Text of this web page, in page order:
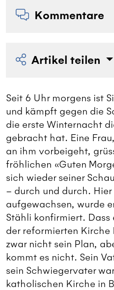
Kommentare
Artikel teilen
Seit 6 Uhr morgens ist
und kämpft gegen die
die erste Winternacht
gebracht hat. Eine
an ihm vorbeigeht,
fröhlichen «Guten
sich wieder seiner
– durch und durch.
aufgewachsen, wurde
Stähli konfirmiert. Dass
der reformierten
zwar nicht sein Plan,
kommt es nicht. Sein
sein Schwiegervater
katholischen Kirche in